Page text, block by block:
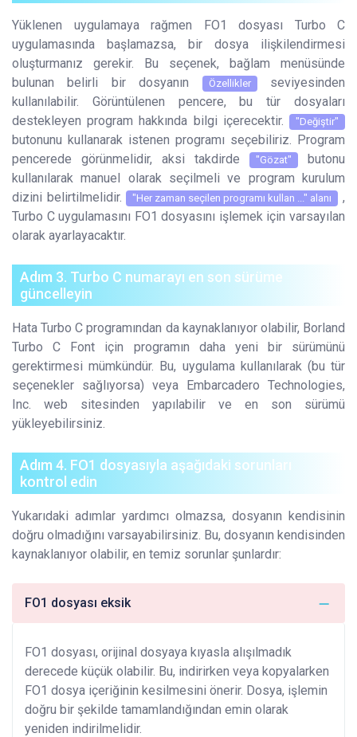
Yüklenen uygulamaya rağmen FO1 dosyası Turbo C
uygulamasında başlamazsa, bir dosya ilişkilendirmesi
oluşturmanız gerekir. Bu seçenek, bağlam menüsünde
bulunan belirli bir dosyanın
Özellikler seviyesinden
kullanılabilir. Görüntülenen pencere, bu tür dosyaları
destekleyen program hakkında bilgi içerecektir.
"Değiştir"
butonunu kullanarak istenen programı seçebiliriz. Program
pencerede görünmelidir, aksi takdirde
"Gözat"
butonu
kullanılarak manuel olarak seçilmeli ve program kurulum
dizini belirtilmelidir. "Her zaman seçilen programı kullan ..." alanı
,
Turbo C uygulamasını FO1 dosyasını işlemek için varsayılan
olarak ayarlayacaktır.
Adım 3. Turbo C numarayı en son sürüme
güncelleyin
Hata Turbo C programından da kaynaklanıyor olabilir, Borland
Turbo C Font için programın daha yeni bir sürümünü
gerektirmesi mümkündür. Bu, uygulama kullanılarak (bu tür
seçenekler sağlıyorsa) veya Embarcadero Technologies,
Inc. web sitesinden yapılabilir ve en son sürümü
yükleyebilirsiniz.
Adım 4. FO1 dosyasıyla aşağıdaki sorunları
kontrol edin
Yukarıdaki adımlar yardımcı olmazsa, dosyanın kendisinin
doğru olmadığını varsayabilirsiniz. Bu, dosyanın kendisinden
kaynaklanıyor olabilir, en temiz sorunlar şunlardır:
FO1 dosyası eksik
FO1 dosyası, orijinal dosyaya kıyasla alışılmadık
derecede küçük olabilir. Bu, indirirken veya kopyalarken
FO1 dosya içeriğinin kesilmesini önerir. Dosya, işlemin
doğru bir şekilde tamamlandığından emin olarak
yeniden indirilmelidir.